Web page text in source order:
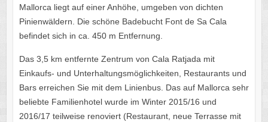
Mallorca liegt auf einer Anhöhe, umgeben von dichten
Pinienwäldern. Die schöne Badebucht Font de Sa Cala
befindet sich in ca. 450 m Entfernung.
Das 3,5 km entfernte Zentrum von Cala Ratjada mit
Einkaufs- und Unterhaltungsmöglichkeiten, Restaurants und
Bars erreichen Sie mit dem Linienbus. Das auf Mallorca sehr
beliebte Familienhotel wurde im Winter 2015/16 und
2016/17 teilweise renoviert (Restaurant, neue Terrasse mit